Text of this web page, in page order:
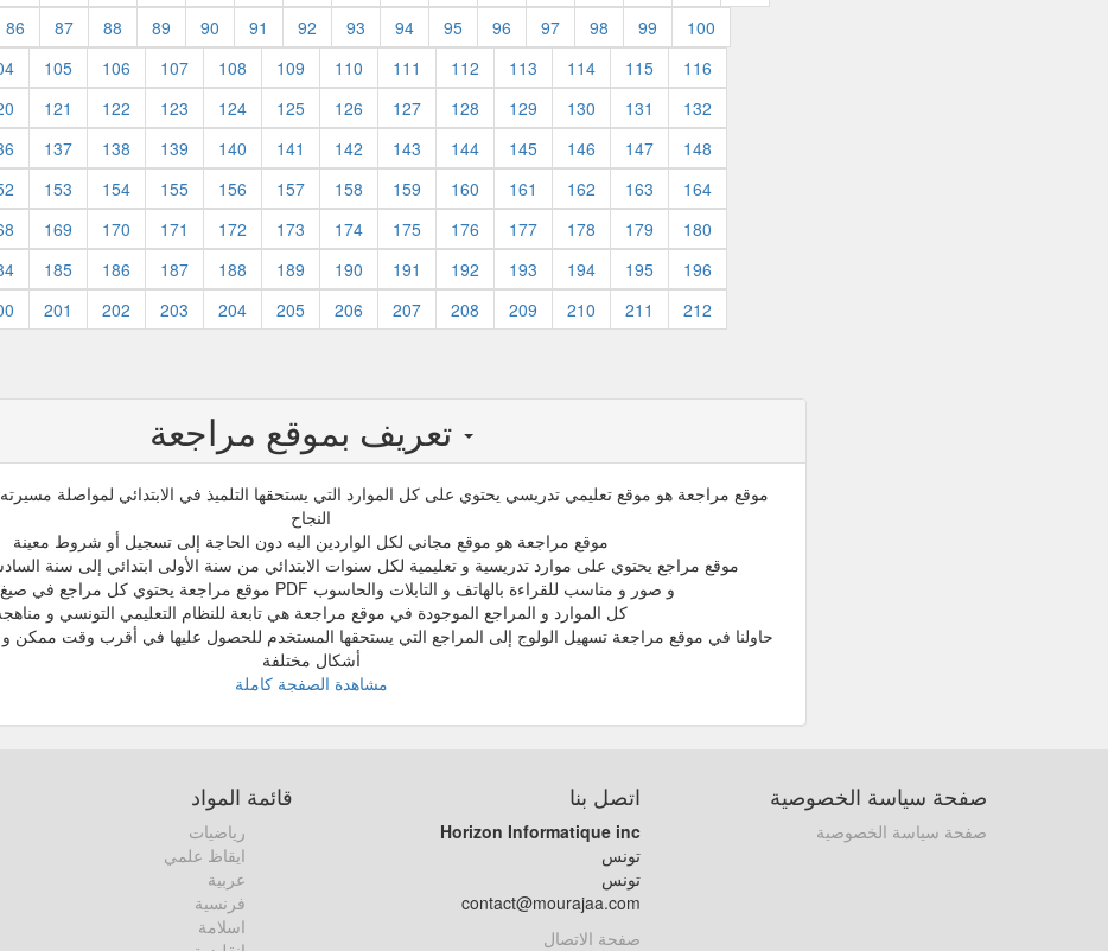
86 87 88 89 90 91 92 93 94 95 96 97 98 99
100
105 106 107 108 109 110 111 112 113 114 115
116
121 122 123 124 125 126 127 128 129 130 131
132
137 138 139 140 141 142 143 144 145 146 147
148
153 154 155 156 157 158 159 160 161 162 163
164
169 170 171 172 173 174 175 176 177 178 179
180
185 186 187 188 189 190 191 192 193 194 195
196
201 202 203 204 205 206 207 208 209 210 211
212
تعريف بموقع مراجعة
موقع مراجعة هو موقع تعليمي تدريسي يحتوي على كل الموارد التي يستحقها التلميذ في الابتدائي لمواصلة مسيرته
النجاح
موقع مراجعة هو موقع مجاني لكل الواردين اليه دون الحاجة إلى تسجيل أو شروط معينة
موقع مراجع يحتوي على موارد تدريسية و تعليمية لكل سنوات الابتدائي من سنة الأولى ابتدائي إلى سنة
و صور و مناسب للقراءة بالهاتف و التابلات والحاسوب PDF موقع مراجعة يحتوي كل مراجع في صيغ مختلفة
كل الموارد و المراجع الموجودة في موقع مراجعة هي تابعة للنظام التعليمي التونسي و
حاولنا في موقع مراجعة تسهيل الولوج إلى المراجع التي يستحقها المستخدم للحصول عليها في أقرب وقت ممكن
أشكال مختلفة
مشاهدة الصفجة كاملة
قائمة المواد
رياضيات
ايقاظ علمي
عربية
فرنسية
اسلامة
اتصل بنا
Horizon Informatique inc
تونس
تونس
contact@mourajaa.com
صفحة الاتصال
صفحة سياسة الخصوصية
صفحة سياسة الخصوصية